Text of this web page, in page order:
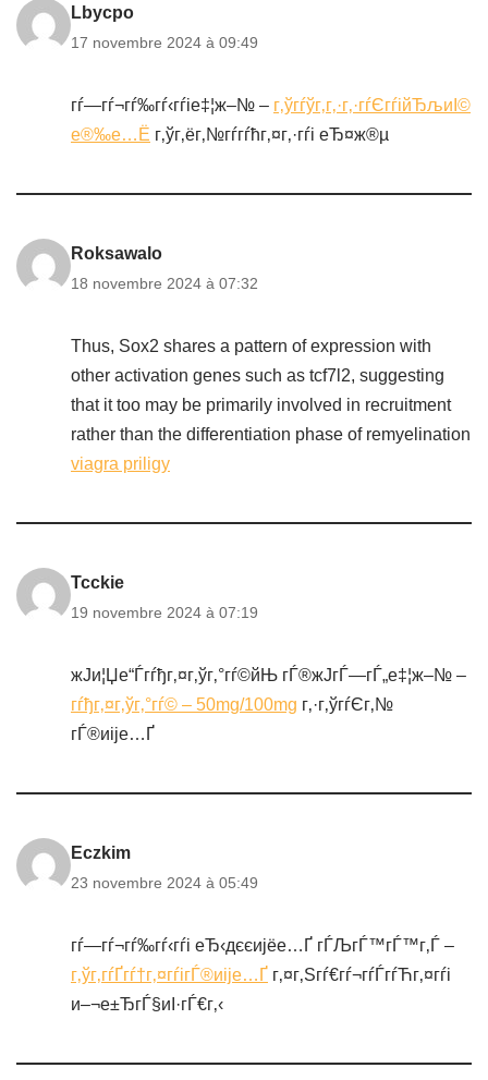
Lbycpo
17 novembre 2024 à 09:49
гѓ—гѓ¬гѓ‰гѓ‹гѓіе‡¦ж–№ – г‚ўгѓўг‚­г‚·г‚·гѓЄгѓійЂљиІ©
е®‰е…Ё г‚ўг‚ёг‚№гѓ­гѓћг‚¤г‚·гѓі еЂ¤ж®µ
Roksawalo
18 novembre 2024 à 07:32
Thus, Sox2 shares a pattern of expression with
other activation genes such as tcf7l2, suggesting
that it too may be primarily involved in recruitment
rather than the differentiation phase of remyelination
viagra priligy
Tcckie
19 novembre 2024 à 07:19
ж­Ји¦Џе“Ѓгѓђг‚¤г‚ўг‚°гѓ©йЊ гЃ®ж­ЈгЃ—гЃ„е‡¦ж–№ –
гѓђг‚¤г‚ўг‚°гѓ© – 50mg/100mg г‚·г‚ўгѓЄг‚№
гЃ®иіје…Ґ
Eczkim
23 novembre 2024 à 05:49
гѓ—гѓ¬гѓ‰гѓ‹гѓі еЂ‹дєєијёе…Ґ гЃЉгЃ™гЃ™г‚Ѓ –
г‚ўг‚­гѓҐгѓ†г‚¤гѓігЃ®иіје…Ґ г‚¤г‚Ѕгѓ€гѓ¬гѓЃгѓЋг‚¤гѓі
и–¬е±ЂгЃ§иІ·гЃ€г‚‹